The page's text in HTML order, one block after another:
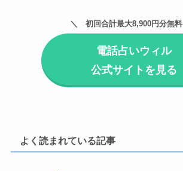
初回合計最大8,900円分無料
電話占いウィル
公式サイトを見る
よく読まれている記事